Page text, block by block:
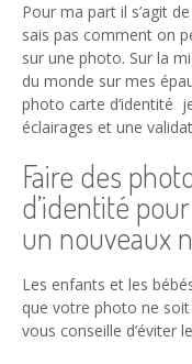
Pour ma part il s’agit
sais pas comment on
sur une photo. Sur la
du monde sur mes
photo carte d’identité
éclairages et une
Faire des
d’identité
un nouveaux
Les enfants et les
que votre photo ne
vous conseille d’éviter